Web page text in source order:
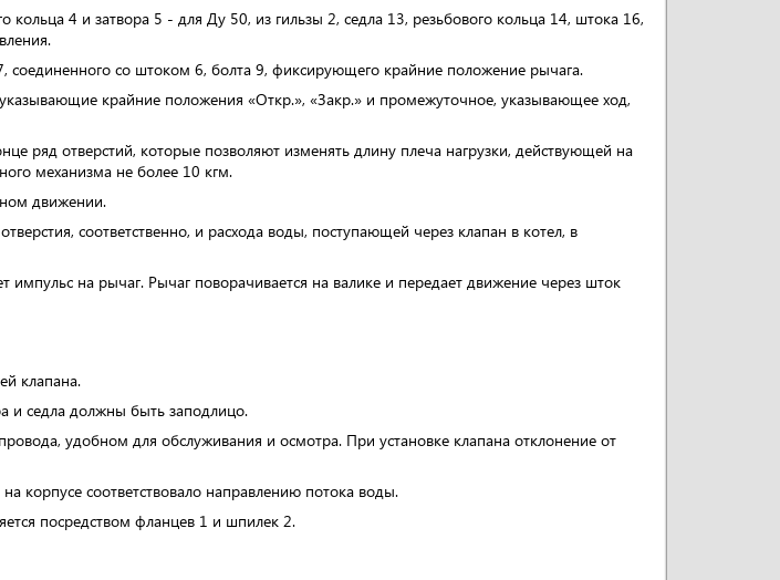
4 и затвора 5 - для Ду 50, из гильзы 2, седла 13, резьбового кольца 14, штока 16,
соединенного со штоком 6, болта 9, фиксирующего крайние положение рычага.
крайние положения «Откр.», «Закр.» и промежуточное, указывающее ход,
ряд отверстий, которые позволяют изменять длину плеча нагрузки, действующей на
механизма не более 10 кгм.
движении.
соответственно, и расхода воды, поступающей через клапан в котел, в
на рычаг. Рычаг поворачивается на валике и передает движение через шток
клапана.
и седла должны быть заподлицо.
удобном для обслуживания и осмотра. При установке клапана отклонение от
корпусе соответствовало направлению потока воды.
посредством фланцев 1 и шпилек 2.